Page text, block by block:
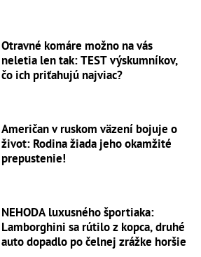
Otravné komáre možno na vás
neletia len tak: TEST výskumníkov,
čo ich priťahujú najviac?
Američan v ruskom väzení bojuje o
život: Rodina žiada jeho okamžité
prepustenie!
NEHODA luxusného športiaka:
Lamborghini sa rútilo z kopca, druhé
auto dopadlo po čelnej zrážke horšie